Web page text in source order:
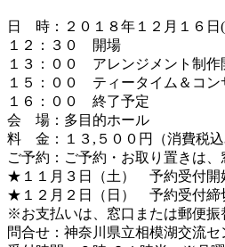
日 時：２０１８年１２月１６日
１２：３０ 開場
１３：００ アレンジメント制作
１５：００ ティータイム＆コン
１６：００ 終了予定
会 場：多目的ホール
料 金：１３,５００円（消費税込
ご予約：ご予約・お取り置きは、
★１１月３日（土） 予約受付開
★１２月２日（日） 予約受付締
※お支払いは、窓口または郵便振
問合せ：神奈川県立相模湖交流